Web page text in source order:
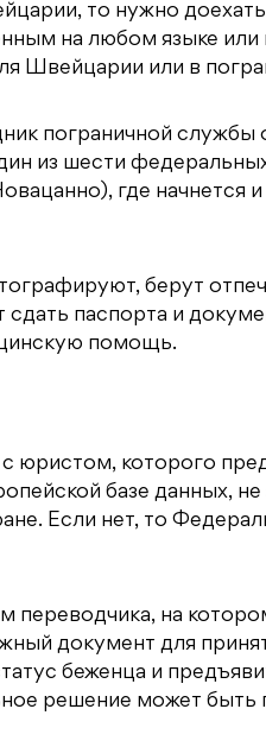
то нужно
на любом языке
Швейцарии или в
пограничной
из шести
где начнется
берут
паспорта и
помощь.
юристом, которого
базе данных, не
Если нет, то
переводчика, на
документ для
беженца и
решение может быть